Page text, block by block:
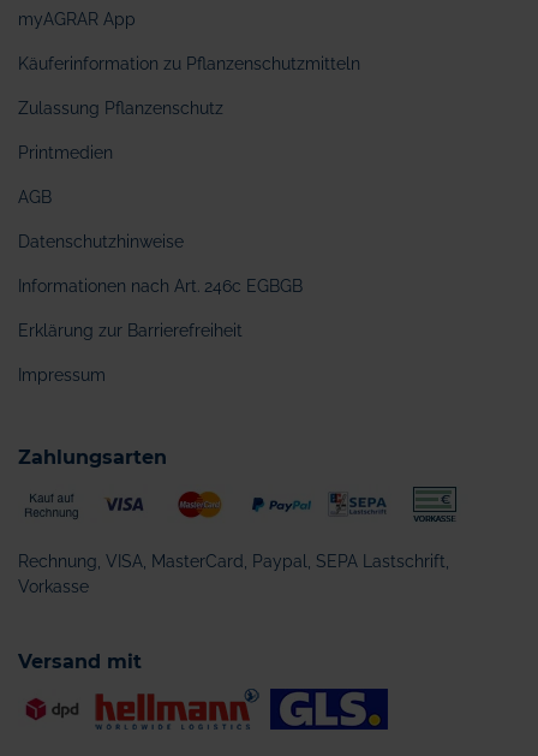
myAGRAR App
Käuferinformation zu Pflanzenschutzmitteln
Zulassung Pflanzenschutz
Printmedien
AGB
Datenschutzhinweise
Informationen nach Art. 246c EGBGB
Erklärung zur Barrierefreiheit
Impressum
Zahlungsarten
Rechnung, VISA, MasterCard, Paypal, SEPA Lastschrift,
Vorkasse
Versand mit